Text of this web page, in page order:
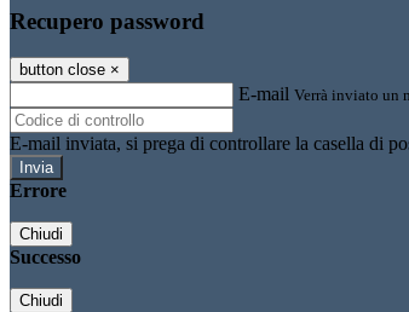
Recupero password
button close ×
E-mail Verrà inviato un
E-mail inviata, si prega di controllare la casella di
Errore
Chiudi
Successo
Chiudi